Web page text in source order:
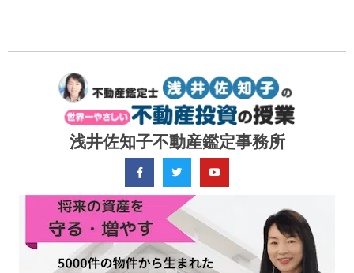
浅井佐知子不動産鑑定事務所